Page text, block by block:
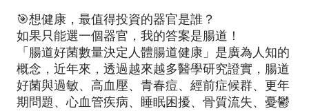
🎯想健康，最值得投資的器官是誰？
如果只能選一個器官，我的答案是腸道！
「腸道好菌數量決定人體腸道健康」是廣為人知的
概念，近年來，透過越來越多醫學研究證實，腸道
好菌與過敏、高血壓、青春痘、經前症候群、更年
期問題、心血管疾病、睡眠困擾、骨質流失、憂鬱